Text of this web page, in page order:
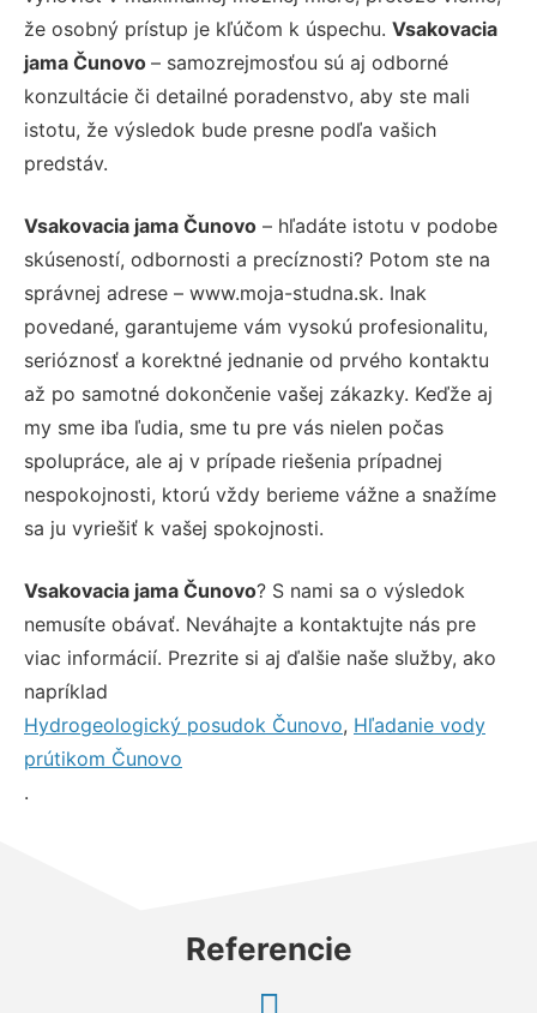
že osobný prístup je kľúčom k úspechu. Vsakovacia
jama Čunovo – samozrejmosťou sú aj odborné
konzultácie či detailné poradenstvo, aby ste mali
istotu, že výsledok bude presne podľa vašich
predstáv.
Vsakovacia jama Čunovo – hľadáte istotu v podobe
skúseností, odbornosti a precíznosti? Potom ste na
správnej adrese – www.moja-studna.sk. Inak
povedané, garantujeme vám vysokú profesionalitu,
serióznosť a korektné jednanie od prvého kontaktu
až po samotné dokončenie vašej zákazky. Keďže aj
my sme iba ľudia, sme tu pre vás nielen počas
spolupráce, ale aj v prípade riešenia prípadnej
nespokojnosti, ktorú vždy berieme vážne a snažíme
sa ju vyriešiť k vašej spokojnosti.
Vsakovacia jama Čunovo? S nami sa o výsledok
nemusíte obávať. Neváhajte a kontaktujte nás pre
viac informácií. Prezrite si aj ďalšie naše služby, ako
napríklad
Hydrogeologický posudok Čunovo, Hľadanie vody
prútikom Čunovo
.
Referencie